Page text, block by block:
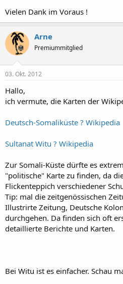
Solange es Verwaltungsgebiet der
"Petersflagge" und die
ja nicht lange...
Vielen Dank im Voraus !
Arne
Premiummitglied
03. Okt. 2012
Hallo,
ich vermute, die Karten der
Deutsch-Somaliküste ? Wikipedia
Sultanat Witu ? Wikipedia
Zur Somali-Küste dürfte es
"politische" Karte zu finden, da
Flickenteppich verschiedener
Tip: mal die zeitgenössischen
Illustrirte Zeitung, Deutsche
durchgehen. Da finden sich oft
detaillierte Berichte und Karten.
Bei Witu ist es einfacher. Schau